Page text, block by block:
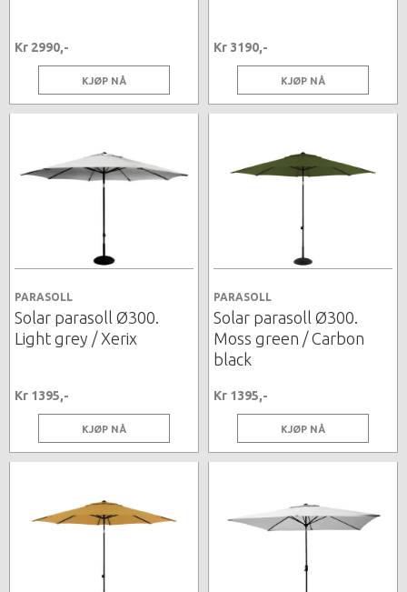
Kr 2990,-
KJØP NÅ
Kr 3190,-
KJØP NÅ
PARASOLL
Solar parasoll Ø300.
Light grey / Xerix
Kr 1395,-
KJØP NÅ
PARASOLL
Solar parasoll Ø300.
Moss green / Carbon
black
Kr 1395,-
KJØP NÅ